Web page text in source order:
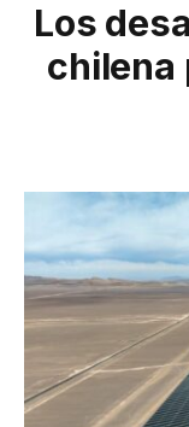
Los
chilena